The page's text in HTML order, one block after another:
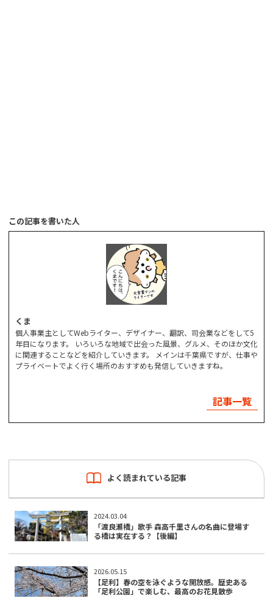
この記事を書いた人
くま
個人事業主としてWebライター、デザイナー、翻訳、司会業などをして5
年目になります。 いろいろな地域で出会った風景、グルメ、そのほか文化
に関連することなどを紹介していきます。 メインは千葉県ですが、仕事や
プライベートでよく行く場所のおすすめも発信していきますね。
記事一覧
よく読まれている記事
2024.03.04
「渡良瀬橋」歌手 森高千里さんの名曲に登場す
る橋は実在する？【後編】
2026.05.15
【足利】春の空を泳ぐような開放感。歴史ある
「足利公園」で楽しむ、最高のお花見散歩